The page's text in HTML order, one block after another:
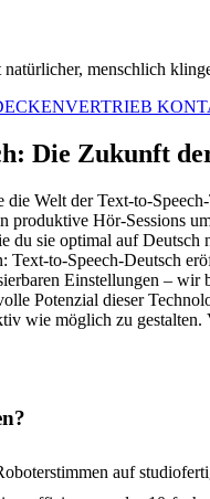
menschlich
VERTRIEB
Die Zukunft
Welt der Text-to-
produktive Hör-Sessions
du sie optimal auf
Text-to-Speech-Deutsch
Einstellungen –
Potenzial dieser
wie möglich zu
auf